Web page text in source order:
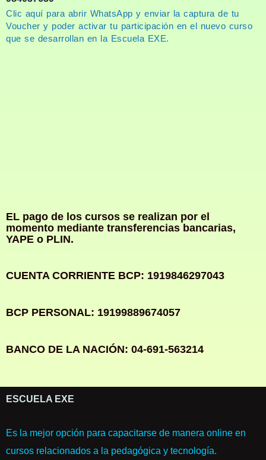
Clic aquí para abrir WhatsApp y enviar la captura de tu
Voucher y poder activar tu participación en el nuevo curso
que se desarrollan en la Escuela EXE.
EL pago de los cursos se realizan por el
momento mediante transferencias bancarias,
YAPE o PLIN.
CUENTA CORRIENTE BCP: 1919846297043
BCP PERSONAL: 19199889674057
BANCO DE LA NACIÓN: 04-691-563214
ESCUELA EXE
Es la mejor opción para capacitarse de manera online en
cursos relacionados a la pedagógica y tecnología.